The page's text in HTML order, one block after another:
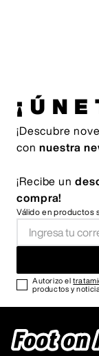
¡Descubre
con nuestra
¡Recibe un
compra!
Válido en productos
Autorizo el
productos y